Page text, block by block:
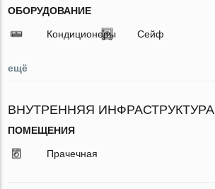
ОБОРУДОВАНИЕ
Кондиционеры Сейф
ещё
ВНУТРЕННЯЯ ИНФРАСТРУКТУРА
ПОМЕЩЕНИЯ
Прачечная